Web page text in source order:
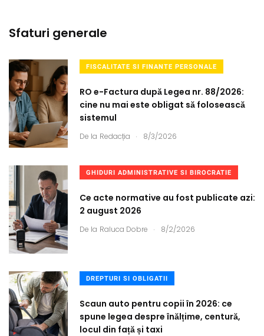
Sfaturi generale
FISCALITATE SI FINANTE PERSONALE
RO e-Factura după Legea nr. 88/2026:
cine nu mai este obligat să folosească
sistemul
De la Redacția . 8/3/2026
GHIDURI ADMINISTRATIVE SI BIROCRATIE
Ce acte normative au fost publicate azi:
2 august 2026
De la Raluca Dobre . 8/2/2026
DREPTURI SI OBLIGATII
Scaun auto pentru copii în 2026: ce
spune legea despre înălțime, centură,
locul din față și taxi